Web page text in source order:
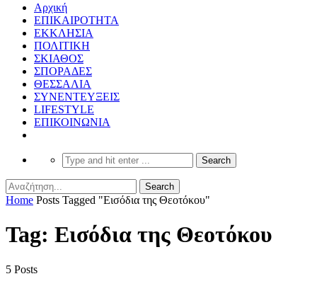
Αρχική
ΕΠΙΚΑΙΡΟΤΗΤΑ
ΕΚΚΛΗΣΙΑ
ΠΟΛΙΤΙΚΗ
ΣΚΙΑΘΟΣ
ΣΠΟΡΑΔΕΣ
ΘΕΣΣΑΛΙΑ
ΣΥΝΕΝΤΕΥΞΕΙΣ
LIFESTYLE
ΕΠΙΚΟΙΝΩΝΙΑ
Home Posts Tagged "Εισόδια της Θεοτόκου"
Tag: Εισόδια της Θεοτόκου
5 Posts